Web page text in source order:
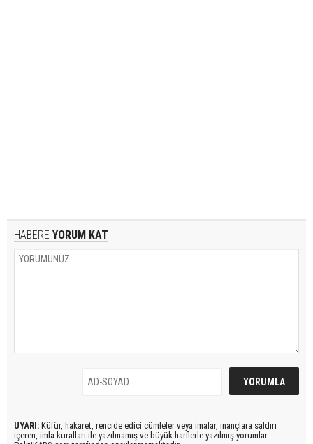
HABERE YORUM KAT
UYARI: Küfür, hakaret, rencide edici cümleler veya imalar, inançlara saldırı
içeren, imla kuralları ile yazılmamış ve büyük harflerle yazılmış yorumlar